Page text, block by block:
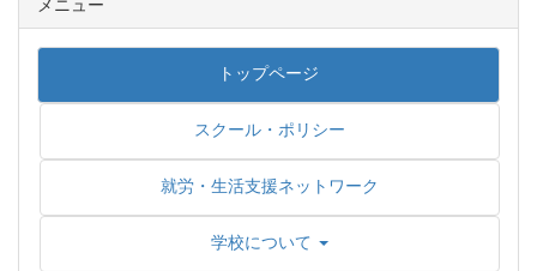
トップページ
スクール・ポリシー
就労・生活支援ネットワーク
学校について